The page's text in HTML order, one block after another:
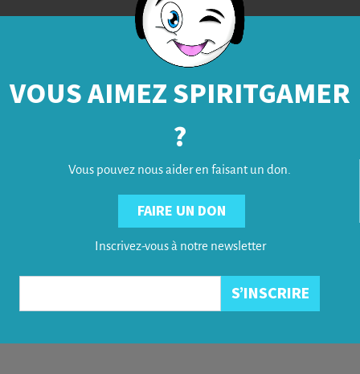
VOUS AIMEZ SPIRITGAMER
?
Vous pouvez nous aider en faisant un don.
FAIRE UN DON
Inscrivez-vous à notre newsletter